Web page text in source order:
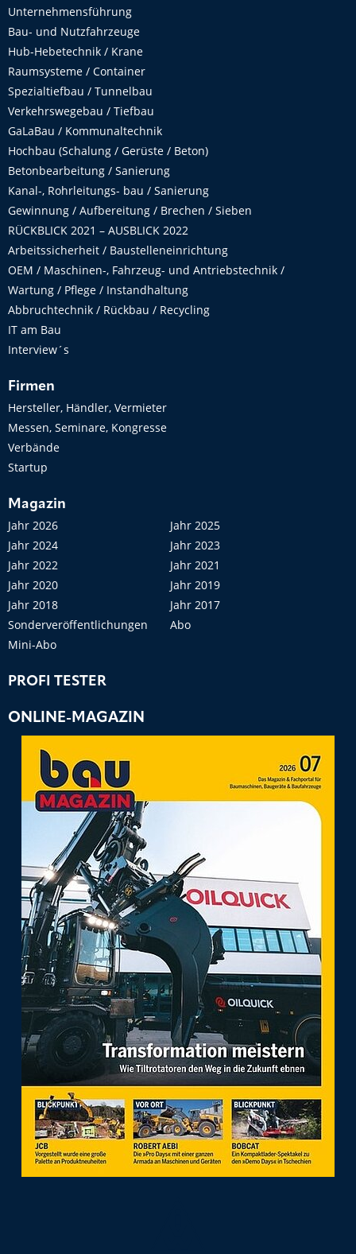
Unternehmensführung
Bau- und Nutzfahrzeuge
Hub-Hebetechnik / Krane
Raumsysteme / Container
Spezialtiefbau / Tunnelbau
Verkehrswegebau / Tiefbau
GaLaBau / Kommunaltechnik
Hochbau (Schalung / Gerüste / Beton)
Betonbearbeitung / Sanierung
Kanal-, Rohrleitungs- bau / Sanierung
Gewinnung / Aufbereitung / Brechen / Sieben
RÜCKBLICK 2021 – AUSBLICK 2022
Arbeitssicherheit / Baustelleneinrichtung
OEM / Maschinen-, Fahrzeug- und Antriebstechnik /
Wartung / Pflege / Instandhaltung
Abbruchtechnik / Rückbau / Recycling
IT am Bau
Interview´s
Firmen
Hersteller, Händler, Vermieter
Messen, Seminare, Kongresse
Verbände
Startup
Magazin
Jahr 2026
Jahr 2025
Jahr 2024
Jahr 2023
Jahr 2022
Jahr 2021
Jahr 2020
Jahr 2019
Jahr 2018
Jahr 2017
Sonderveröffentlichungen
Abo
Mini-Abo
PROFI TESTER
ONLINE-MAGAZIN